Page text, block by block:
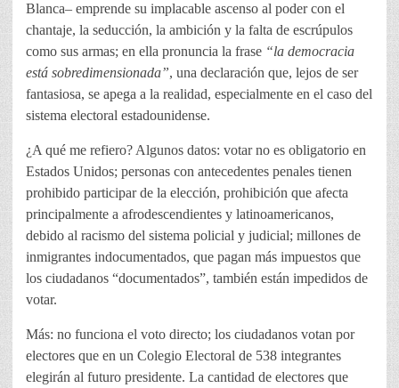
Blanca– emprende su implacable ascenso al poder con el
chantaje, la seducción, la ambición y la falta de escrúpulos
como sus armas; en ella pronuncia la frase “la democracia
está sobredimensionada”, una declaración que, lejos de ser
fantasiosa, se apega a la realidad, especialmente en el caso del
sistema electoral estadounidense.
¿A qué me refiero? Algunos datos: votar no es obligatorio en
Estados Unidos; personas con antecedentes penales tienen
prohibido participar de la elección, prohibición que afecta
principalmente a afrodescendientes y latinoamericanos,
debido al racismo del sistema policial y judicial; millones de
inmigrantes indocumentados, que pagan más impuestos que
los ciudadanos “documentados”, también están impedidos de
votar.
Más: no funciona el voto directo; los ciudadanos votan por
electores que en un Colegio Electoral de 538 integrantes
elegirán al futuro presidente. La cantidad de electores que